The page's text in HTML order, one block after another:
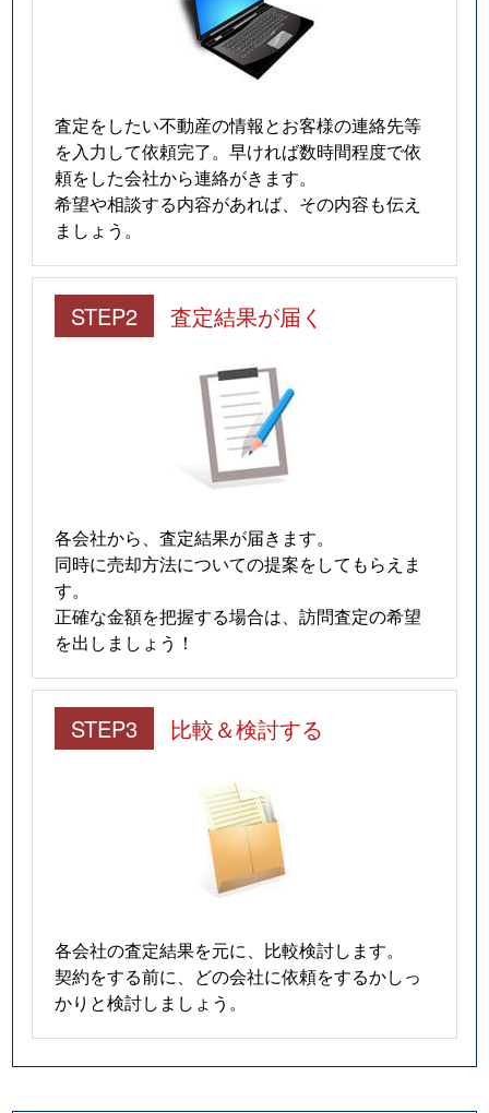
査定をしたい不動産の情報とお客様の連絡先等
を入力して依頼完了。早ければ数時間程度で依
頼をした会社から連絡がきます。
希望や相談する内容があれば、その内容も伝え
ましょう。
STEP2 査定結果が届く
各会社から、査定結果が届きます。
同時に売却方法についての提案をしてもらえま
す。
正確な金額を把握する場合は、訪問査定の希望
を出しましょう！
STEP3 比較＆検討する
各会社の査定結果を元に、比較検討します。
契約をする前に、どの会社に依頼をするかしっ
かりと検討しましょう。